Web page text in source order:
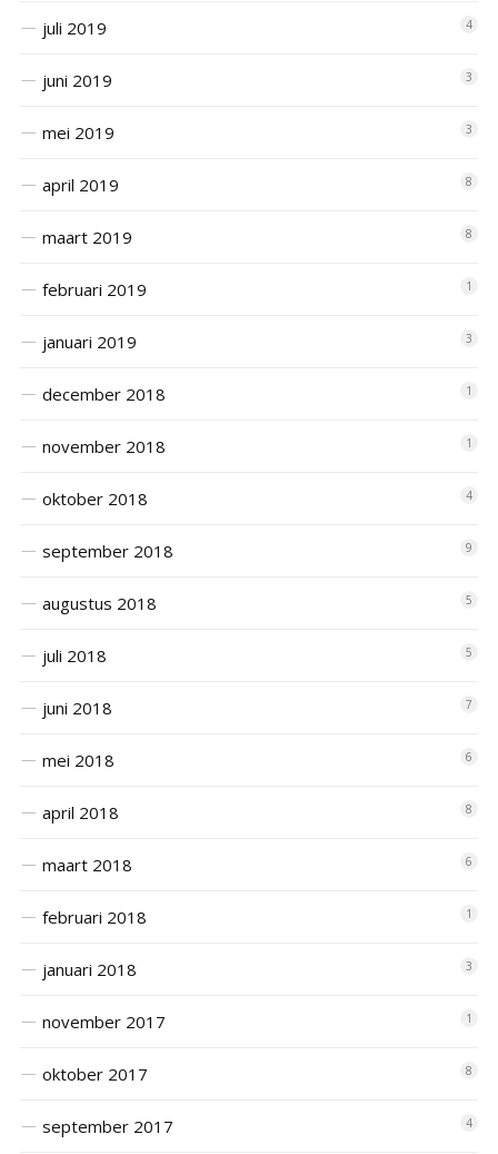
juli 2019 4
juni 2019 3
mei 2019 3
april 2019 8
maart 2019 8
februari 2019 1
januari 2019 3
december 2018 1
november 2018 1
oktober 2018 4
september 2018 9
augustus 2018 5
juli 2018 5
juni 2018 7
mei 2018 6
april 2018 8
maart 2018 6
februari 2018 1
januari 2018 3
november 2017 1
oktober 2017 8
september 2017 4